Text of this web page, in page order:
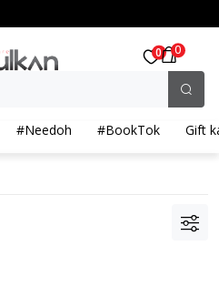
0 0
#Needoh #BookTok Gift